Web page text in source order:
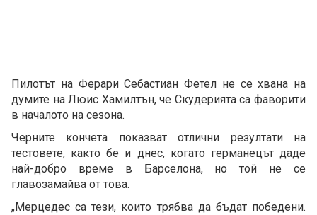
Пилотът на Ферари Себастиан Фетел не се хвана на
думите на Люис Хамилтън, че Скудерията са фаворити
в началото на сезона.
Черните кончета показват отлични резултати на
тестовете, както бе и днес, когато германецът даде
най-добро време в Барселона, но той не се
главозамайва от това.
„Мерцедес са тези, които трябва да бъдат победени.